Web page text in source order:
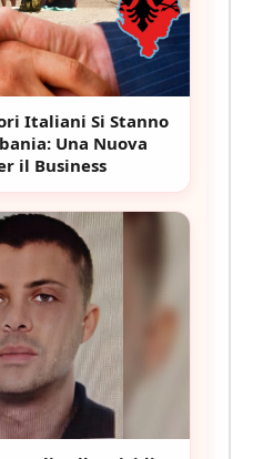
Italiani Si Stanno
Una Nuova
il Business